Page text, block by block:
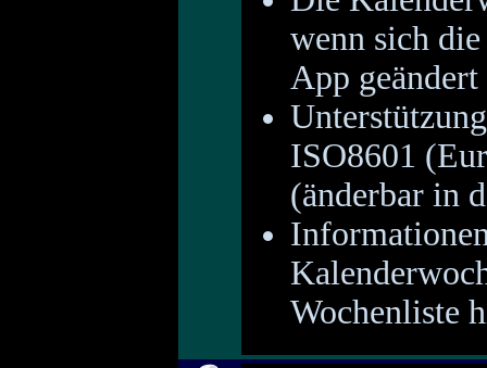
wenn sich
App geändert
ISO8601
(änderbar in
Wochenliste